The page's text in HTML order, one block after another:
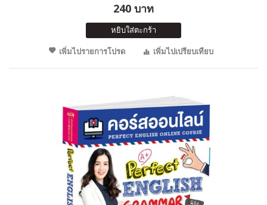
240 บาท
หยิบใส่ตะกร้า
เพิ่มไปรายการโปรด
เพิ่มไปเปรียบเทียบ